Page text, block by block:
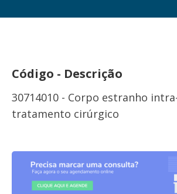
Código - Descrição
30714010 - Corpo estranho
tratamento cirúrgico